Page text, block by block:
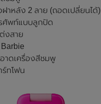
ฝาหลัง 2 ลาย (ถอดเปลี่ยนได้)
ศัพท์แบบลูกปัด
งสาย
อาดเครื่องสีชมพู
ร์ทโฟน